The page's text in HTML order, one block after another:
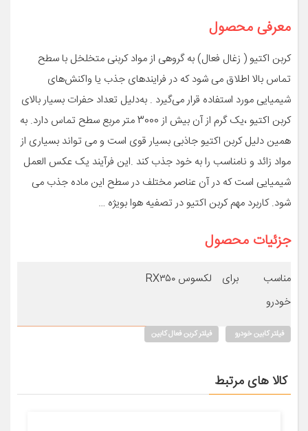
معرفی محصول
کربن اکتیو ( زغال فعال) به گروهی از مواد کربنی متخلخل با سطح
تماس بالا اطلاق می شود که در فرایندهای جذب یا واکنش‌های
شیمیایی مورد استفاده قرار می‌گیرد . به‌دلیل تعداد حفرات بسیار بالای
کربن اکتیو ،یک گرم از آن بیش از 3000 متر مربع سطح تماس دارد. به
همین دلیل کربن اکتیو جاذبی بسیار قوی است و می تواند بسیاری از
مواد زائد و نامناسب را به خود جذب کند .این فرآیند یک عکس العمل
شیمیایی است که در آن عناصر مختلف در سطح این ماده جذب می
شود. کاربرد مهم کربن اکتیو در تصفیه هوا بویژه …
جزئیات محصول
مناسب برای
خودرو
لکسوس RX۳۵۰
فیلتر کابین خودرو فیلتر کربن فعال کابین
کالا های مرتبط